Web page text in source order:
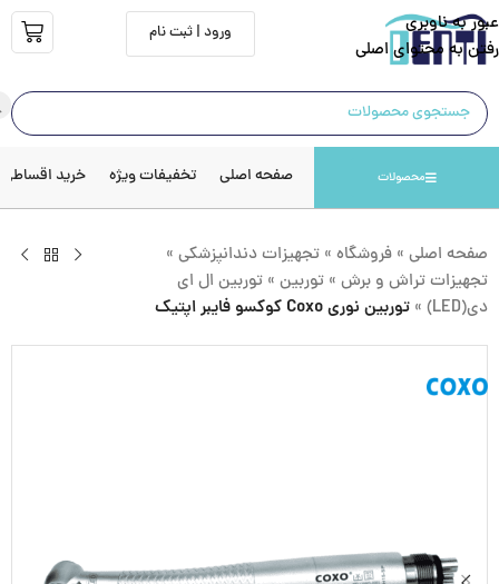
عبور به ناوبری
رفتن به محتوای اصلی
ورود | ثبت نام
محصولات صفحه اصلی تخفیفات ویژه خرید اقساطی
صفحه اصلی » فروشگاه » تجهیزات دندانپزشکی »
تجهیزات تراش و برش » توربین » توربین ال ای
دی(LED)
» توربین نوری Coxo کوکسو فایبر اپتیک